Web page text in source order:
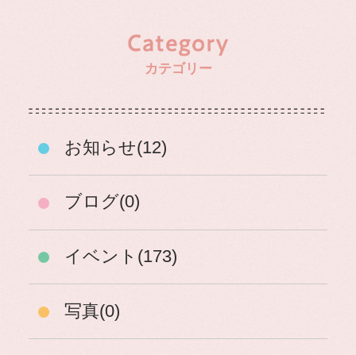
カテゴリー
お知らせ(12)
ブログ(0)
イベント(173)
写真(0)